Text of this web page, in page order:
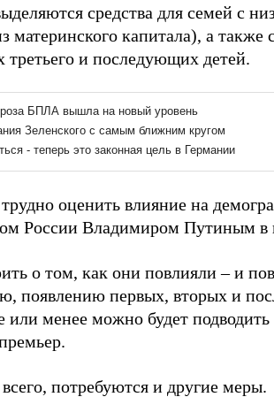
средства для семей с
материнского капитала), а также
и последующих детей.
оценить влияние на
России Владимиром Путиным в
о том, как они повлияли – и
появлению первых, вторых и
или менее можно будет подводить
потребуются и другие меры.